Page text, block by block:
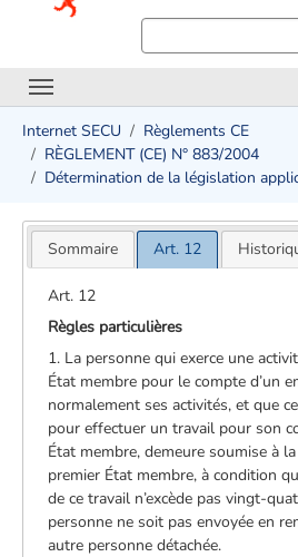
Internet SECU
Règlements CE
RÈGLEMENT (CE) N° 883/2004
Détermination de la législation
Sommaire Art. 12
Art. 12
Règles particulières
1. La personne qui exerce une
État membre pour le compte d’un
normalement ses activités, et que
pour effectuer un travail pour son
État membre, demeure soumise à
premier État membre, à condition
de ce travail n’excède pas vingt-
personne ne soit pas envoyée en
autre personne détachée.